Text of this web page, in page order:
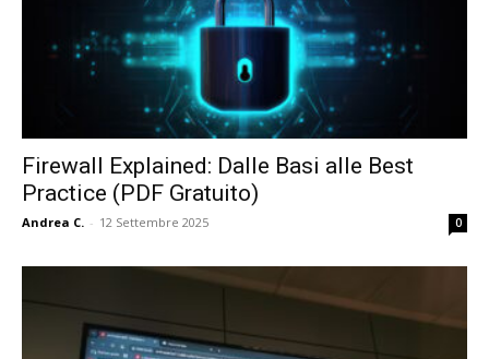
Firewall Explained: Dalle Basi alle Best
Practice (PDF Gratuito)
Andrea C. - 12 Settembre 2025 0